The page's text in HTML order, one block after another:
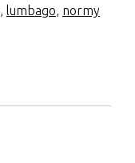
, lumbago, normy